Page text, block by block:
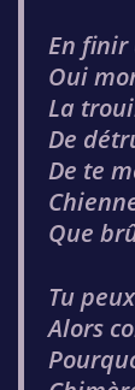
En finir
Oui
La
De
De te
Que
Tu
Alors